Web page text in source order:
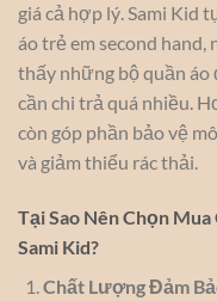
giá cả hợp lý. Sami Kid
áo trẻ em second hand,
thấy những bộ quần áo
cần chi trả quá nhiều.
còn góp phần bảo vệ
và giảm thiểu rác thải.
Tại Sao Nên Chọn
Sami Kid?
Chất Lượng Đảm